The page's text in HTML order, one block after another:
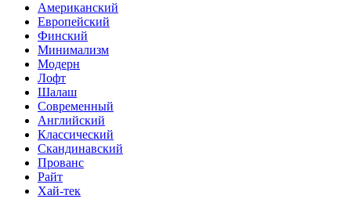
Американский
Европейский
Финский
Минимализм
Модерн
Лофт
Шалаш
Современный
Английский
Классический
Скандинавский
Прованс
Райт
Хай-тек